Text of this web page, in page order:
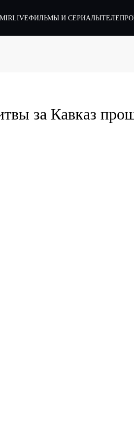
ФИЛЬМЫ И СЕРИАЛЫ
за Кавказ